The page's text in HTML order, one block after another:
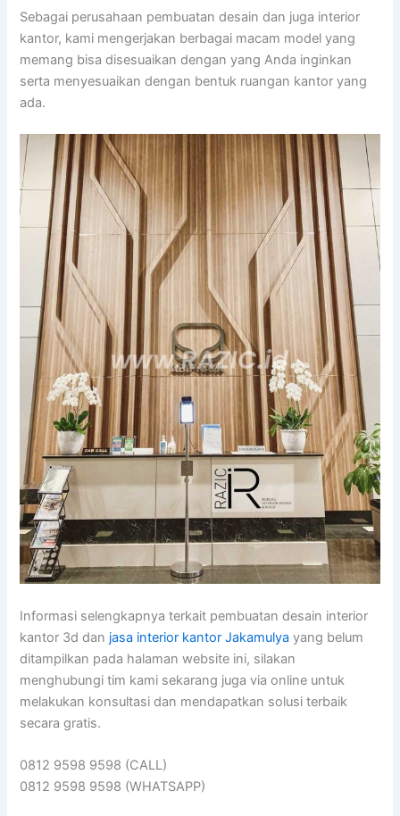
Sebagai perusahaan pembuatan desain dan juga interior
kantor, kami mengerjakan berbagai macam model yang
memang bisa disesuaikan dengan yang Anda inginkan
serta menyesuaikan dengan bentuk ruangan kantor yang
ada.
Informasi selengkapnya terkait pembuatan desain interior
kantor 3d dan jasa interior kantor Jakamulya yang belum
ditampilkan pada halaman website ini, silakan
menghubungi tim kami sekarang juga via online untuk
melakukan konsultasi dan mendapatkan solusi terbaik
secara gratis.
0812 9598 9598 (CALL)
0812 9598 9598 (WHATSAPP)